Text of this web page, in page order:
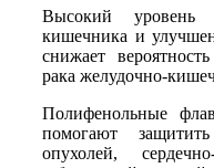
Высокий уровень
кишечника и
снижает
рака желудочно-
Полифенольные
помогают
опухолей,